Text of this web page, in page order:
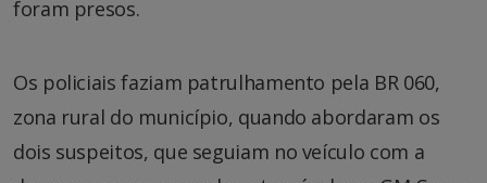
foram presos.
Os policiais faziam patrulhamento pela BR 060,
zona rural do município, quando abordaram os
dois suspeitos, que seguiam no veículo com a